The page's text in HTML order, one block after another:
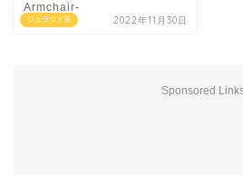
シュラウド系
Armchair-
2022年11月30日
Sponsored
「カテゴリ